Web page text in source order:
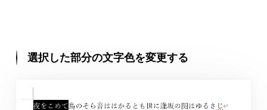
選択した部分の文字色を変更する